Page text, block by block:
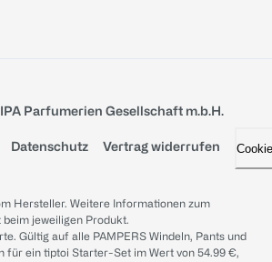
Parfumerien Gesellschaft m.b.H.
Datenschutz Vertrag widerrufen
Hersteller. Weitere Informationen zum
jeweiligen Produkt.
Gültig auf alle PAMPERS Windeln, Pants und
für ein tiptoi Starter-Set im Wert von 54.99 €,